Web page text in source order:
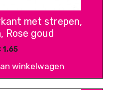
met strepen,
Rose goud
1,65
winkelwagen